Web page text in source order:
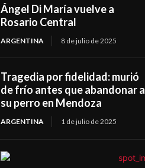
Ángel Di María vuelve a
Rosario Central
ARGENTINA 8 de julio de 2025
Tragedia por fidelidad: murió
de frío antes que abandonar a
su perro en Mendoza
ARGENTINA 1 de julio de 2025